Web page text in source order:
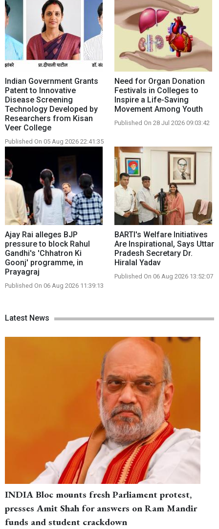
Indian Government Grants
Patent to Innovative
Disease Screening
Technology Developed by
Researchers from Kisan
Veer College
Published On 05 Aug 2026 22:41:35
Need for Organ Donation
Festivals in Colleges to
Inspire a Life-Saving
Movement Among Youth
Published On 28 Jul 2026 09:03:42
Ajay Rai alleges BJP
pressure to block Rahul
Gandhi's 'Chhatron Ki
Goonj' programme, in
Prayagraj
Published On 06 Aug 2026 11:39:13
BARTI's Welfare Initiatives
Are Inspirational, Says Uttar
Pradesh Secretary Dr.
Hiralal Yadav
Published On 06 Aug 2026 13:52:07
Latest News
INDIA Bloc mounts fresh Parliament protest,
presses Amit Shah for answers on Ram Mandir
funds and student crackdown